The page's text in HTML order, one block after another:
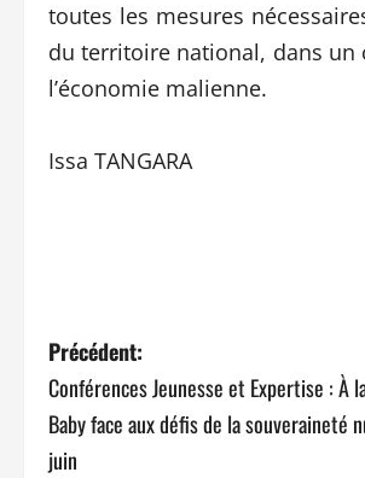
toutes les mesures
du territoire national, dans un
l’économie malienne.
Issa TANGARA
N
a
v
Précédent:
Conférences Jeunesse et Expertise : À
Baby face aux défis de la souveraineté
juin